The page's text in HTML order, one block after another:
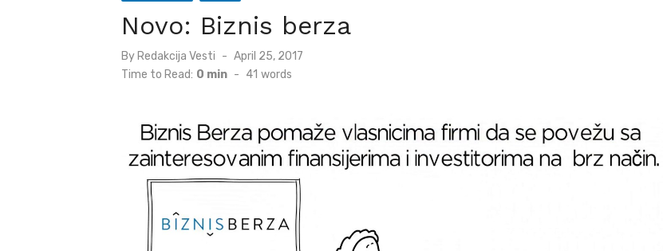
Novo: Biznis berza
By Redakcija Vesti
Posted
April 25, 2017
Time to Read: 0 min - 41 words